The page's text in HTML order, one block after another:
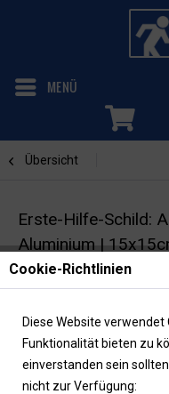
MENÜ
Übersicht
Erste-Hilfe-Schild:
Aluminium |
Rettungszeichen |
Cookie-Richtlinien
Diese Website verwendet
Funktionalität bieten zu
einverstanden sein
nicht zur Verfügung: